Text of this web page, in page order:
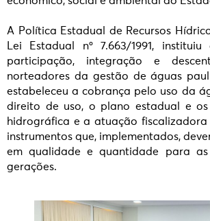
A Política Estadual de Recursos
Lei Estadual nº 7.663/1991,
participação, integração e
norteadores da gestão de águas
estabeleceu a cobrança pelo uso da
direito de uso, o plano estadual e
hidrográfica e a atuação fiscalizadora
instrumentos que, implementados,
em qualidade e quantidade para
gerações.